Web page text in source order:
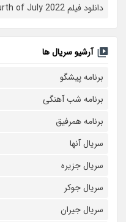
دانلود فیلم Fourth of July 2022 چهارم جولای
آرشیو سریال ها
برنامه پیشگو
برنامه شب آهنگی
برنامه همرفیق
سریال آنها
سریال جزیره
سریال جوکر
سریال جیران